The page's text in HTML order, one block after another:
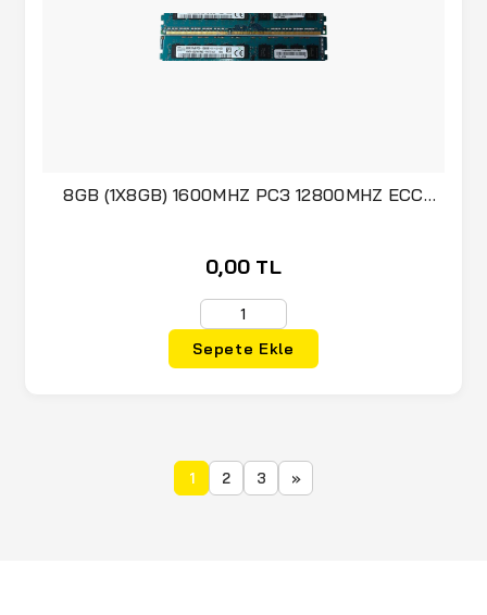
8GB (1X8GB) 1600MHZ PC3 12800MHZ ECC
0,00 TL
Sepete Ekle
1 2 3 »